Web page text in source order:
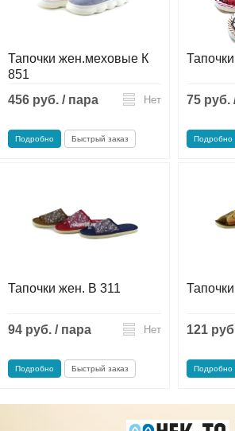
Тапочки жен.меховые К
851
456 руб. / пара
Нет
Подробно Быстрый заказ
75 руб.
Подробно
Тапочки жен. В 311
94 руб. / пара Нет
Подробно Быстрый заказ
121
Подробно